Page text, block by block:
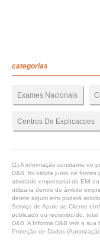
categorias
Exames Nacionais
Centros De Explicacoes
(1) A informação constante do
D&B, foi obtida junto de fontes
atividade empresarial do ENI
utilizá-la dentro do âmbito
detete algum erro poderá
Serviço de Apoio ao Cliente
publicado ou redistribuído,
D&B. A Informa D&B tem a
Proteção de Dados